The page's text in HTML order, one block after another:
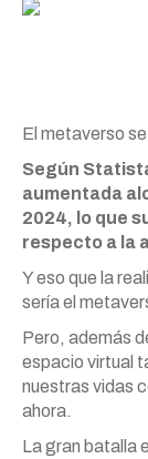
El metaverso
Según
aumentada
2024, lo que
respecto a la
Y eso que la
sería el
Pero, además
espacio virtual
nuestras vidas
ahora.
La gran batalla